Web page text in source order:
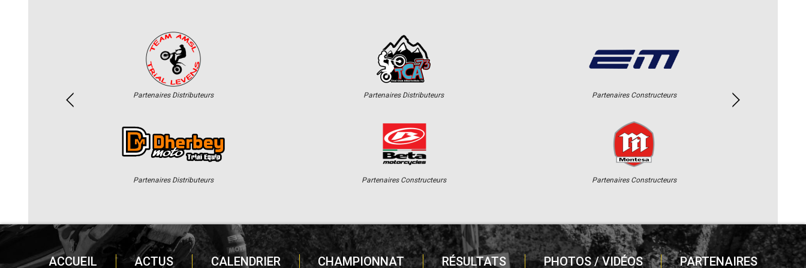
Partenaires Distributeurs
Partenaires Distributeurs
Partenaires Distributeurs
Partenaires Constructeurs
Partenaires Constructeurs
Partenaires Constructeurs
ACCUEIL ACTUS CALENDRIER CHAMPIONNAT RÉSULTATS PHOTOS / VIDÉOS PARTENAIRES